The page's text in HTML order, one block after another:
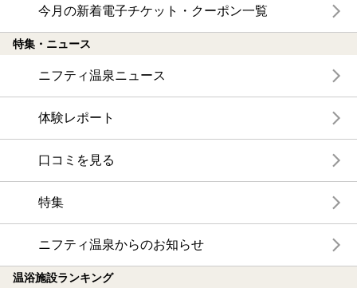
今月の新着電子チケット・クーポン一覧
特集・ニュース
ニフティ温泉ニュース
体験レポート
口コミを見る
特集
ニフティ温泉からのお知らせ
温浴施設ランキング